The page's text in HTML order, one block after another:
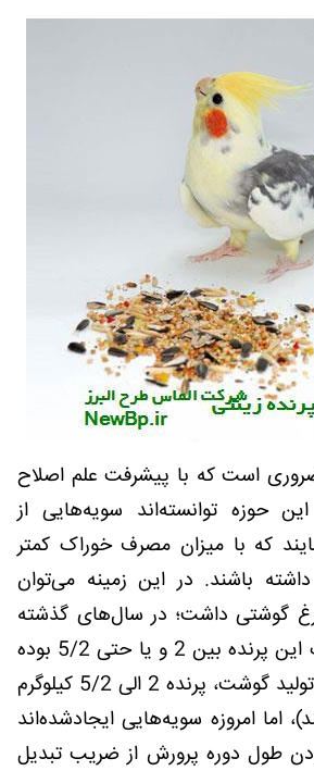
ضروری است که با پیشرفت علم اصلاح
حوزه توانسته‌اند سویه‌هایی از
که با میزان مصرف خوراک کمتر
داشته باشند. در این زمینه می‌توان
گوشتی داشت؛ در سال‌های گذشته
ضریب تبدیل خوراک این پرنده بین 2 و یا حتی 5/2 بوده
(به ازای هر کیلوگرم تولید گوشت، پرنده 2 الی 5/2 کیلوگرم
اما امروزه سویه‌هایی ایجادشده‌اند
طول دوره پرورش از ضریب تبدیل